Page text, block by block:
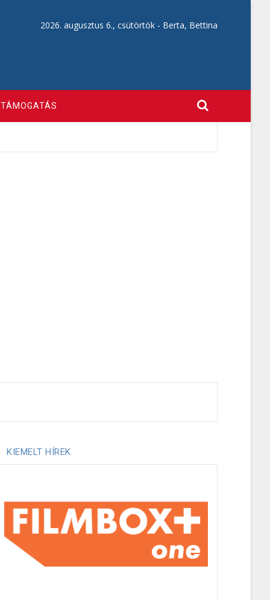
2026. augusztus 6., csütörtök - Berta, Bettina
TÁMOGATÁS
KIEMELT HÍREK